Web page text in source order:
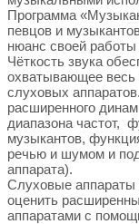
Программа
певцов и
нюанс своей
Чёткость звука
охватывающее весь
слуховых
расширенного
диапазона частот,
музыкантов,
речью и шумом и
аппарата).
Слуховые аппараты
оценить
аппаратами с